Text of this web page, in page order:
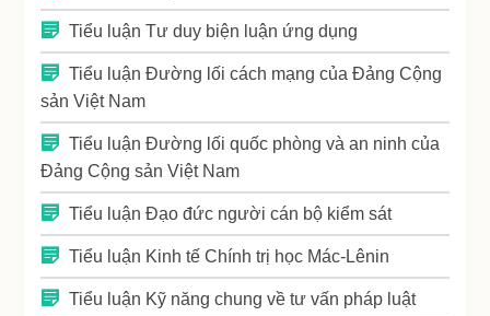
Tiểu luận Tư duy biện luận ứng dụng
Tiểu luận Đường lối cách mạng của Đảng Cộng
sản Việt Nam
Tiểu luận Đường lối quốc phòng và an ninh của
Đảng Cộng sản Việt Nam
Tiểu luận Đạo đức người cán bộ kiểm sát
Tiểu luận Kinh tế Chính trị học Mác-Lênin
Tiểu luận Kỹ năng chung về tư vấn pháp luật